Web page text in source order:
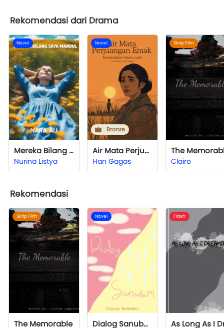
Rekomendasi dari Drama
Novel
Mereka Bilang Saya Mandul
Nurina Listya
Novel
Bronze
Air Mata Perjuangan Emak
Han Gagas
Skrip Film
The
Clairo
Rekomendasi
Skrip Film
The Memorable
Novel
Dialog Sanubari
Flash